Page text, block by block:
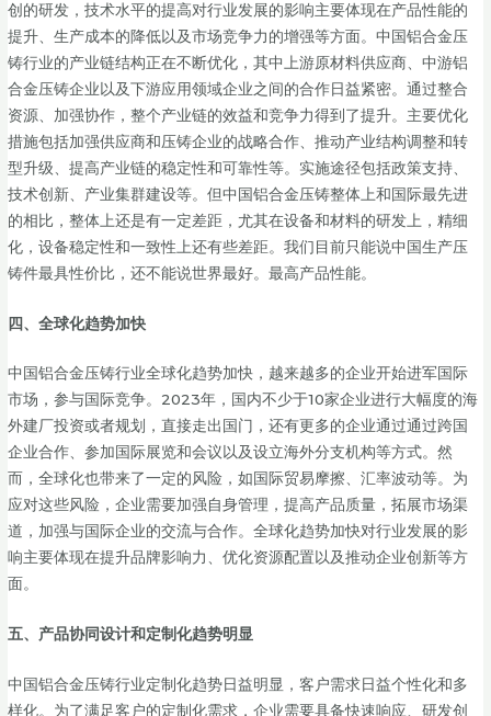
创的研发，技术水平的提高对行业发展的影响主要体现在产品性能的
提升、生产成本的降低以及市场竞争力的增强等方面。中国铝合金压
铸行业的产业链结构正在不断优化，其中上游原材料供应商、中游铝
合金压铸企业以及下游应用领域企业之间的合作日益紧密。通过整合
资源、加强协作，整个产业链的效益和竞争力得到了提升。主要优化
措施包括加强供应商和压铸企业的战略合作、推动产业结构调整和转
型升级、提高产业链的稳定性和可靠性等。实施途径包括政策支持、
技术创新、产业集群建设等。但中国铝合金压铸整体上和国际最先进
的相比，整体上还是有一定差距，尤其在设备和材料的研发上，精细
化，设备稳定性和一致性上还有些差距。我们目前只能说中国生产压
铸件最具性价比，还不能说世界最好。最高产品性能。
四、全球化趋势加快
中国铝合金压铸行业全球化趋势加快，越来越多的企业开始进军国际
市场，参与国际竞争。2023年，国内不少于10家企业进行大幅度的海
外建厂投资或者规划，直接走出国门，还有更多的企业通过通过跨国
企业合作、参加国际展览和会议以及设立海外分支机构等方式。然
而，全球化也带来了一定的风险，如国际贸易摩擦、汇率波动等。为
应对这些风险，企业需要加强自身管理，提高产品质量，拓展市场渠
道，加强与国际企业的交流与合作。全球化趋势加快对行业发展的影
响主要体现在提升品牌影响力、优化资源配置以及推动企业创新等方
面。
五、 产品协同设计和定制化趋势明显
中国铝合金压铸行业定制化趋势日益明显，客户需求日益个性化和多
样化。为了满足客户的定制化需求，企业需要具备快速响应、研发创